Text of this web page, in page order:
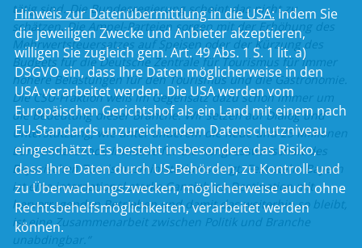
tätig sind. Die Bundesregierung scheint das nicht zu
schätzen. Die Ampel-Parteien sorgen mit der Erhöhung des
Mehrwertsteuersatzes auf Speisen oder der Kürzung des
Budgets für die Deutsche Zentrale für Tourismus für immer
höhere Belastungen für den Tourismus und die Gastronomie.
Die CSU-Fraktion weiß im Gegensatz dazu schon immer um
die Bedeutung dieser Branche. Wir setzen auf Dialog und
Unterstützung, wie unter anderem die neue und 25 Millionen
Euro umfassende Initiative für die Kongresswirtschaft des
Bayerischen Tourismusministeriums zeigt. Fest steht: Bayern
ist eine international starke Ganzjahres-Destination mit
hervorragenden Betrieben und damit das weiterhin so bleibt,
ist eine Zusammenarbeit zwischen Politik und Branche
unabdingbar.“
Hinweis zur Datenübermittlung in die USA:Indem Sie
die jeweiligen Zwecke und Anbieter akzeptieren,
willigen Sie zugleich gem. Art. 49 Abs. 1 S. 1 lit. a)
DSGVO ein, dass Ihre Daten möglicherweise in den
USA verarbeitet werden. Die USA werden vom
Europäischen Gerichtshof als ein Land mit einem nach
EU-Standards unzureichendem Datenschutzniveau
eingeschätzt. Es besteht insbesondere das Risiko,
dass Ihre Daten durch US-Behörden, zu Kontroll- und
zu Überwachungszwecken, möglicherweise auch ohne
Rechtsbehelfsmöglichkeiten, verarbeitet werden
können.